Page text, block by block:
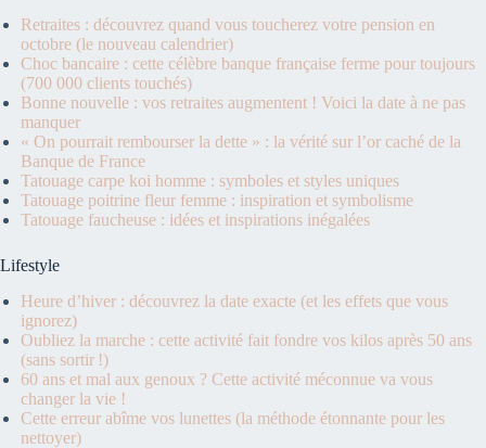
Retraites : découvrez quand vous toucherez votre pension en
octobre (le nouveau calendrier)
Choc bancaire : cette célèbre banque française ferme pour toujours
(700 000 clients touchés)
Bonne nouvelle : vos retraites augmentent ! Voici la date à ne pas
manquer
« On pourrait rembourser la dette » : la vérité sur l’or caché de la
Banque de France
Tatouage carpe koi homme : symboles et styles uniques
Tatouage poitrine fleur femme : inspiration et symbolisme
Tatouage faucheuse : idées et inspirations inégalées
Lifestyle
Heure d’hiver : découvrez la date exacte (et les effets que vous
ignorez)
Oubliez la marche : cette activité fait fondre vos kilos après 50 ans
(sans sortir !)
60 ans et mal aux genoux ? Cette activité méconnue va vous
changer la vie !
Cette erreur abîme vos lunettes (la méthode étonnante pour les
nettoyer)